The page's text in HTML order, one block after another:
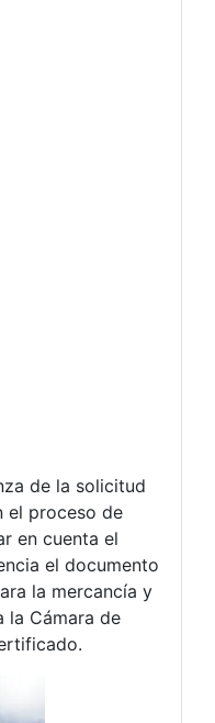
de la solicitud
el proceso de
en cuenta el
el documento
la mercancía y
la Cámara de